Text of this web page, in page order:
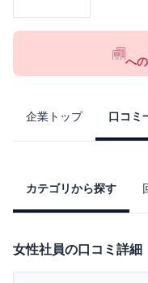
へ
企業トップ 口コミ
カテゴリから探す
女性社員の口コミ詳細